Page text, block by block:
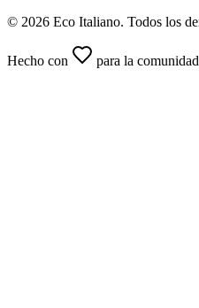
© 2026 Eco Italiano. Todos los
Hecho con para la